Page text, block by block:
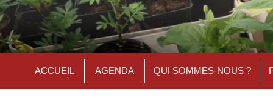
ACCUEIL AGENDA QUI SOMMES-NOUS ?